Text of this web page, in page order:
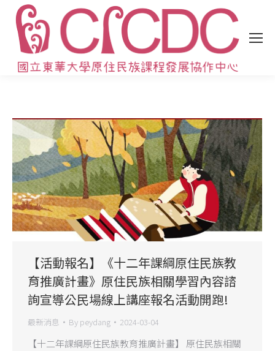
【活動報名】《十二年課綱原住民族教
育推廣計畫》原住民族相關學習內容諮
詢宣導公民場線上講座報名活動開跑!
最新消息 By peydang 2024-03-04
【十二年課綱原住民族教育推廣計畫】 原住民族相關